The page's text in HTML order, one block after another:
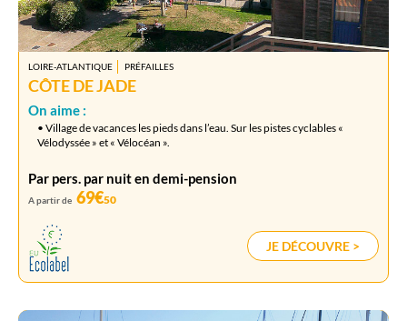
LOIRE-ATLANTIQUE PRÉFAILLES
CÔTE DE JADE
On aime :
• Village de vacances les pieds dans l’eau. Sur les pistes cyclables «
Vélodyssée » et « Vélocéan ».
Par pers. par nuit en demi-pension
A partir de 69€50
JE DÉCOUVRE >